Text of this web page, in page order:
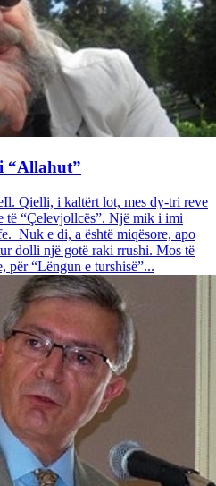
“Allahut”
Qielli, i kaltërt lot, mes dy-tri reve
të “Çelevjollcës”. Një mik i imi
Nuk e di, a është miqësore, apo
dolli një gotë raki rrushi. Mos të
për “Lëngun e turshisë”...